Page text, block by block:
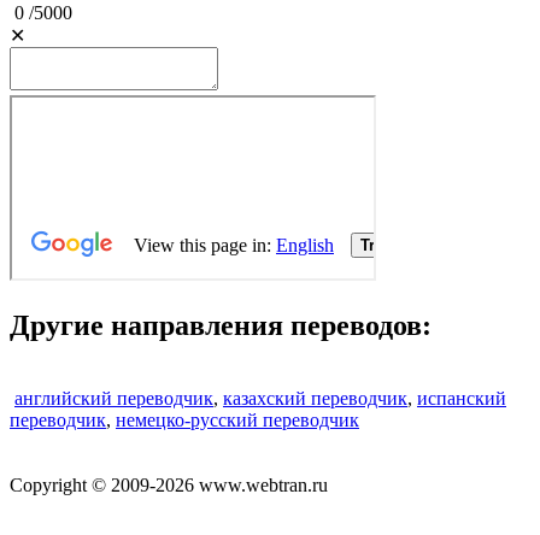
0 /5000
✕
Другие направления переводов:
английский переводчик, казахский переводчик, испанский
переводчик, немецко-русский переводчик
Copyright © 2009-2026 www.webtran.ru